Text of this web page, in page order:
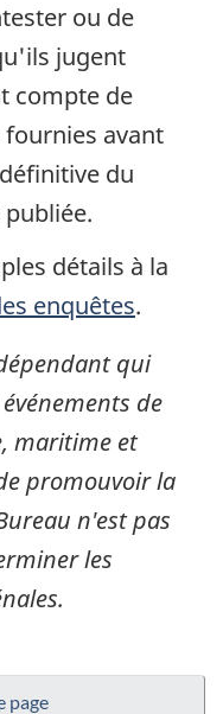
ou de
jugent
compte de
avant
du
détails à la
enquêtes.
qui
de
maritime et
promouvoir la
n'est pas
les
page